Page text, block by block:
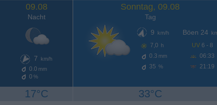
09.08
Nacht
7 km/h
0.0 mm
0 %
17°C
Sonntag, 09.08
Tag
9
km/h
7,0 h
0.3 mm
35 %
Böen 24
UV 6 - 8
06:33
21:19
33°C